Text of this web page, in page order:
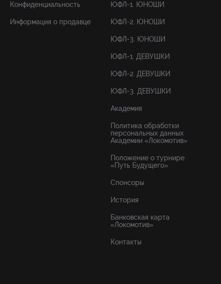
Конфиденциальность
Информация о продавце
ЮФЛ-1. ЮНОШИ
ЮФЛ-2. ЮНОШИ
ЮФЛ-3. ЮНОШИ
ЮФЛ-1. ДЕВУШКИ
ЮФЛ-2. ДЕВУШКИ
ЮФЛ-3. ДЕВУШКИ
Академия
Политика обработки
персональных данных
Академии «Локомотив»
Положение о турнире
«Путь Будущего»
Спонсоры
История
Банковская карта
«Локомотив»
Контакты